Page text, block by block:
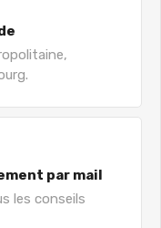
par mail
les conseils